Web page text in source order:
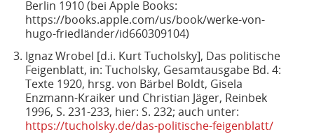
Berlin 1910 (bei Apple Books:
https://books.apple.com/us/book/werke-von-
hugo-friedländer/id660309104)
Ignaz Wrobel [d.i. Kurt Tucholsky], Das politische
Feigenblatt, in: Tucholsky, Gesamtausgabe Bd. 4:
Texte 1920, hrsg. von Bärbel Boldt, Gisela
Enzmann-Kraiker und Christian Jäger, Reinbek
1996, S. 231-233, hier: S. 232; auch unter:
https://tucholsky.de/das-politische-feigenblatt/